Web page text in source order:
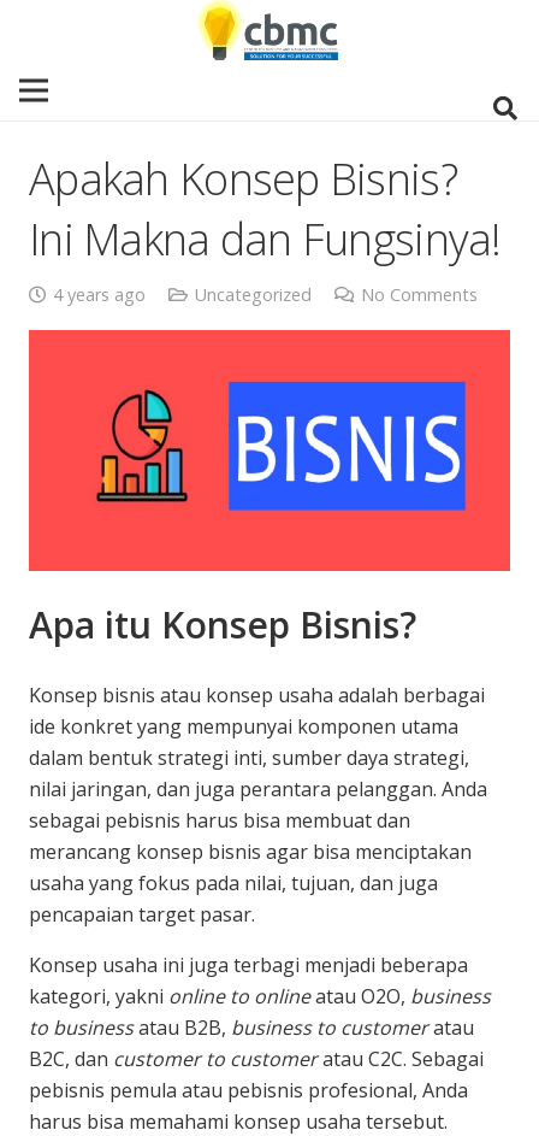
Apakah Konsep Bisnis?
Ini Makna dan Fungsinya!
4 years ago Uncategorized No Comments
Apa itu Konsep Bisnis?
Konsep bisnis atau konsep usaha adalah berbagai
ide konkret yang mempunyai komponen utama
dalam bentuk strategi inti, sumber daya strategi,
nilai jaringan, dan juga perantara pelanggan. Anda
sebagai pebisnis harus bisa membuat dan
merancang konsep bisnis agar bisa menciptakan
usaha yang fokus pada nilai, tujuan, dan juga
pencapaian target pasar.
Konsep usaha ini juga terbagi menjadi beberapa
kategori, yakni online to onlineatau O2O, business
to businessatau B2B, business to customeratau
B2C, dan customer to customeratau C2C. Sebagai
pebisnis pemula atau pebisnis profesional, Anda
harus bisa memahami konsep usaha tersebut.